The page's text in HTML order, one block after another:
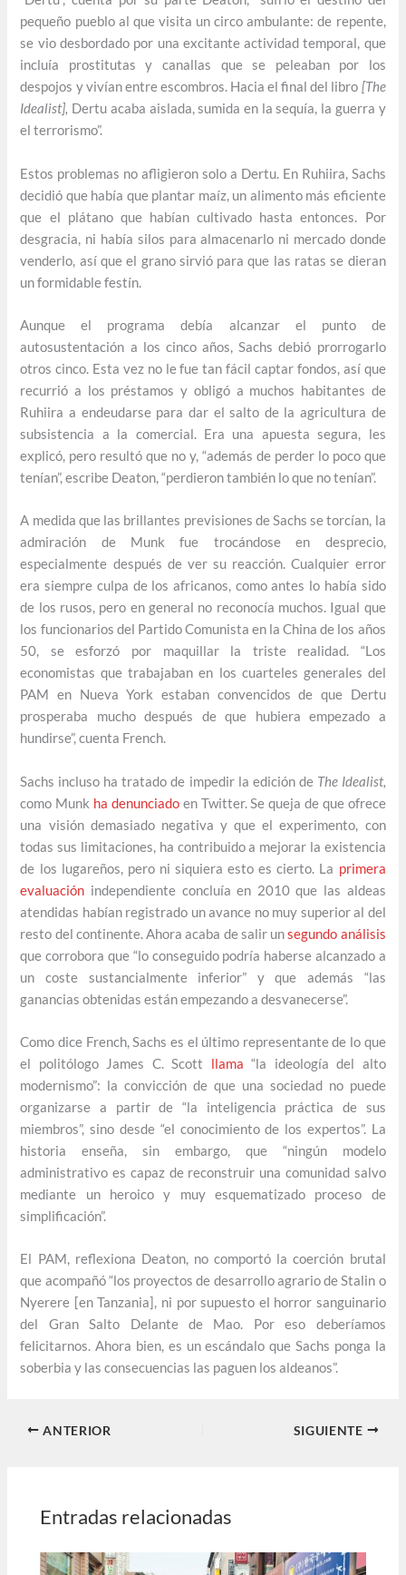
pequeño pueblo al que visita un circo ambulante: de repente,
se vio desbordado por una excitante actividad temporal, que
incluía prostitutas y canallas que se peleaban por los
despojos y vivían entre escombros. Hacia el final del libro [The
Idealist], Dertu acaba aislada, sumida en la sequía, la guerra y
el terrorismo”.
Estos problemas no afligieron solo a Dertu. En Ruhiira, Sachs
decidió que había que plantar maíz, un alimento más eficiente
que el plátano que habían cultivado hasta entonces. Por
desgracia, ni había silos para almacenarlo ni mercado donde
venderlo, así que el grano sirvió para que las ratas se dieran
un formidable festín.
Aunque el programa debía alcanzar el punto de
autosustentación a los cinco años, Sachs debió prorrogarlo
otros cinco. Esta vez no le fue tan fácil captar fondos, así que
recurrió a los préstamos y obligó a muchos habitantes de
Ruhiira a endeudarse para dar el salto de la agricultura de
subsistencia a la comercial. Era una apuesta segura, les
explicó, pero resultó que no y, “además de perder lo poco que
tenían”, escribe Deaton, “perdieron también lo que no tenían”.
A medida que las brillantes previsiones de Sachs se torcían, la
admiración de Munk fue trocándose en desprecio,
especialmente después de ver su reacción. Cualquier error
era siempre culpa de los africanos, como antes lo había sido
de los rusos, pero en general no reconocía muchos. Igual que
los funcionarios del Partido Comunista en la China de los años
50, se esforzó por maquillar la triste realidad. “Los
economistas que trabajaban en los cuarteles generales del
PAM en Nueva York estaban convencidos de que Dertu
prosperaba mucho después de que hubiera empezado a
hundirse”, cuenta French.
Sachs incluso ha tratado de impedir la edición de The Idealist,
como Munk ha denunciadoen Twitter. Se queja de que ofrece
una visión demasiado negativa y que el experimento, con
todas sus limitaciones, ha contribuido a mejorar la existencia
de los lugareños, pero ni siquiera esto es cierto. La primera
evaluación independiente concluía en 2010 que las aldeas
atendidas habían registrado un avance no muy superior al del
resto del continente. Ahora acaba de salir unsegundo análisis
que corrobora que “lo conseguido podría haberse alcanzado a
un coste sustancialmente inferior” y que además “las
ganancias obtenidas están empezando a desvanecerse”.
Como dice French, Sachs es el último representante de lo que
el politólogo James C. Scott llama “la ideología del alto
modernismo”: la convicción de que una sociedad no puede
organizarse a partir de “la inteligencia práctica de sus
miembros”, sino desde “el conocimiento de los expertos”. La
historia enseña, sin embargo, que “ningún modelo
administrativo es capaz de reconstruir una comunidad salvo
mediante un heroico y muy esquematizado proceso de
simplificación”.
El PAM, reflexiona Deaton, no comportó la coerción brutal
que acompañó “los proyectos de desarrollo agrario de Stalin o
Nyerere [en Tanzania], ni por supuesto el horror sanguinario
del Gran Salto Delante de Mao. Por eso deberíamos
felicitarnos. Ahora bien, es un escándalo que Sachs ponga la
soberbia y las consecuencias las paguen los aldeanos”.
ANTERIOR SIGUIENTE
Entradas relacionadas